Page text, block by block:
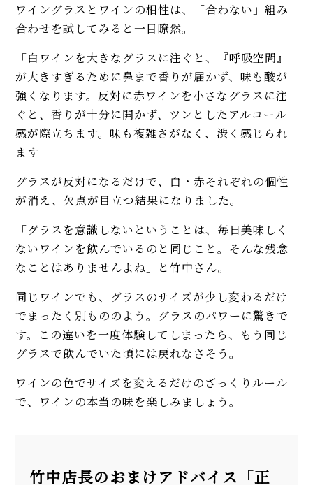
ワイングラスとワインの相性は、「合わない」組み
合わせを試してみると一目瞭然。
「白ワインを大きなグラスに注ぐと、『呼吸空間』
が大きすぎるために鼻まで香りが届かず、味も酸が
強くなります。反対に赤ワインを小さなグラスに注
ぐと、香りが十分に開かず、ツンとしたアルコール
感が際立ちます。味も複雑さがなく、渋く感じられ
ます」
グラスが反対になるだけで、白・赤それぞれの個性
が消え、欠点が目立つ結果になりました。
「グラスを意識しないということは、毎日美味しく
ないワインを飲んでいるのと同じこと。そんな残念
なことはありませんよね」と竹中さん。
同じワインでも、グラスのサイズが少し変わるだけ
でまったく別もののよう。グラスのパワーに驚きで
す。この違いを一度体験してしまったら、もう同じ
グラスで飲んでいた頃には戻れなさそう。
ワインの色でサイズを変えるだけのざっくりルール
で、ワインの本当の味を楽しみましょう。
竹中店長のおまけアドバイス「正